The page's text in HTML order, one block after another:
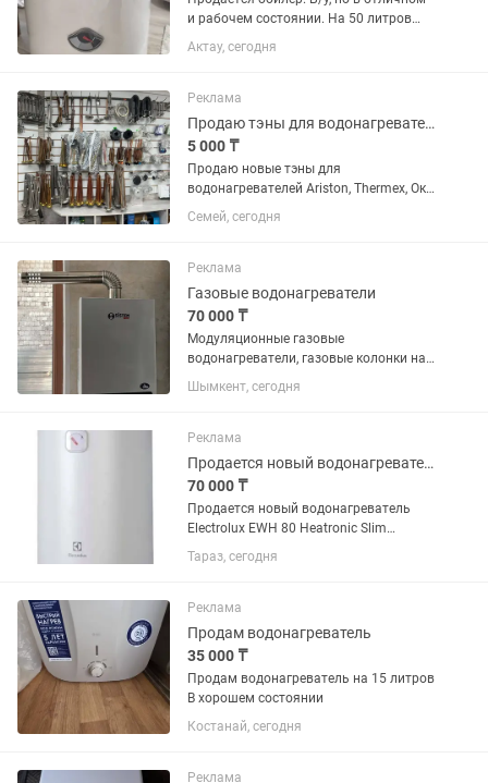
и рабочем состоянии. На 50 литров
воды.
Актау, сегодня
Реклама
Продаю тэны для водонагревателей ARISTON, Thermeks, и т.д.
5 000 ₸
Продаю новые тэны для
водонагревателей Ariston, Thermex, Ока,
Deluxe и т.д оригинальные. Цена от
5000 и выше... В наличии много
Семей, сегодня
Реклама
Газовые водонагреватели
70 000 ₸
Модуляционные газовые
водонагреватели, газовые колонки на
10-12 литров. Розница 70000 тенге.
Оптом 63000 тенге Медный
сенсорное управление.
Принудительная вытяжка+...
Шымкент, сегодня
Реклама
Продается новый водонагреватель Electrolux EWH 80Л Heatronic Slim DryHeat
70 000 ₸
Продается новый водонагреватель
Electrolux EWH 80 Heatronic Slim
DryHeat (80 л) ✅ Абсолютно новый Ни
разу не использовался. Из коробки не
комплект. Коробка...
Тараз, сегодня
Реклама
Продам водонагреватель
35 000 ₸
Продам водонагреватель на 15 литров
В хорошем состоянии
Костанай, сегодня
Реклама